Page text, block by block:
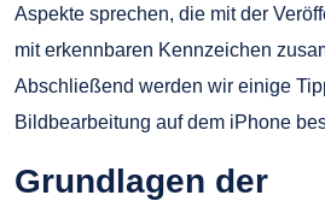
Aspekte sprechen, die mit der
mit erkennbaren Kennzeichen
Abschließend werden wir einige
Bildbearbeitung auf dem iPhone
Grundlagen der